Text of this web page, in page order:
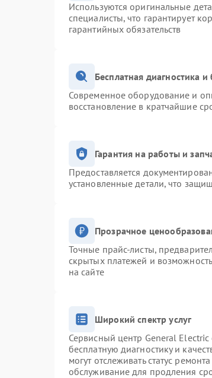
Используются оригинальные
специалисты, что гарантирует
гарантийных обязательств
Бесплатная диагностика
Современное оборудование и
восстановление в кратчайшие
Гарантия на работы и
Предоставляется
установленные детали, что
Прозрачное
Точные прайс-листы,
скрытых платежей и
на сайте
Широкий спектр услуг
Сервисный центр General Electric
бесплатную диагностику и
могут отслеживать статус
обслуживание для продления